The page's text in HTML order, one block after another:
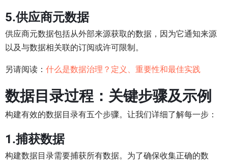
5.供应商元数据
供应商元数据包括从外部来源获取的数据，因为它通知来源
以及与数据相关联的订阅或许可限制。
另请阅读： 什么是数据治理？定义、重要性和最佳实践
数据目录过程：关键步骤及示例
构建有效的数据目录有五个步骤。让我们详细了解每一步：
1.捕获数据
构建数据目录需要捕获所有数据。为了确保收集正确的数